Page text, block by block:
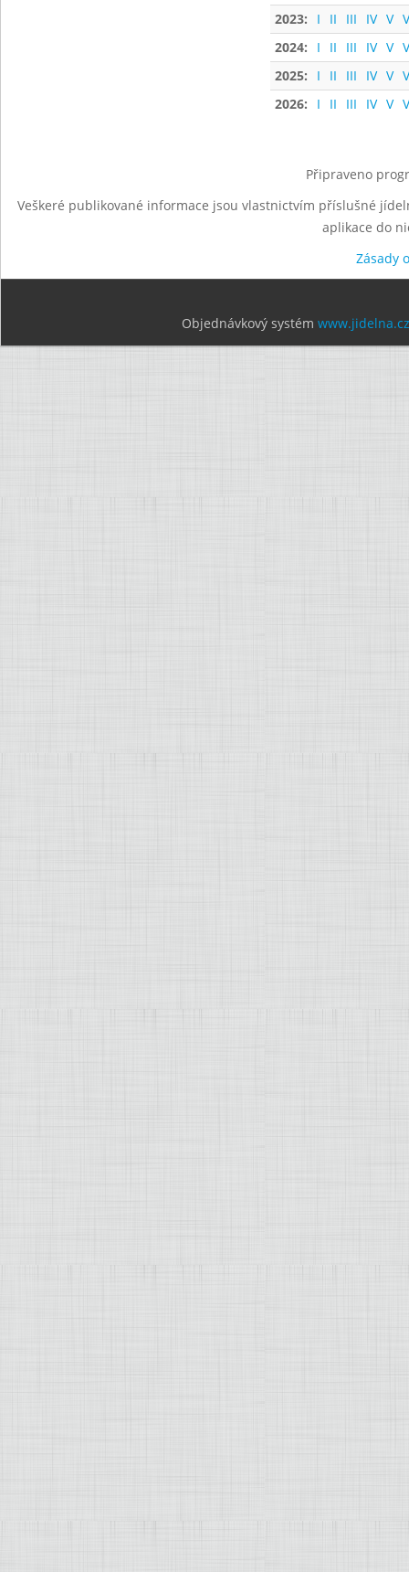
2023:
I II III IV V
2024:
I II III IV V
2025:
I II III IV V
2026:
I II III IV V
Připraveno
Veškeré publikované informace jsou vlastnictvím příslušné
aplikace do
Zásady
Objednávkový systém www.jidelna.cz